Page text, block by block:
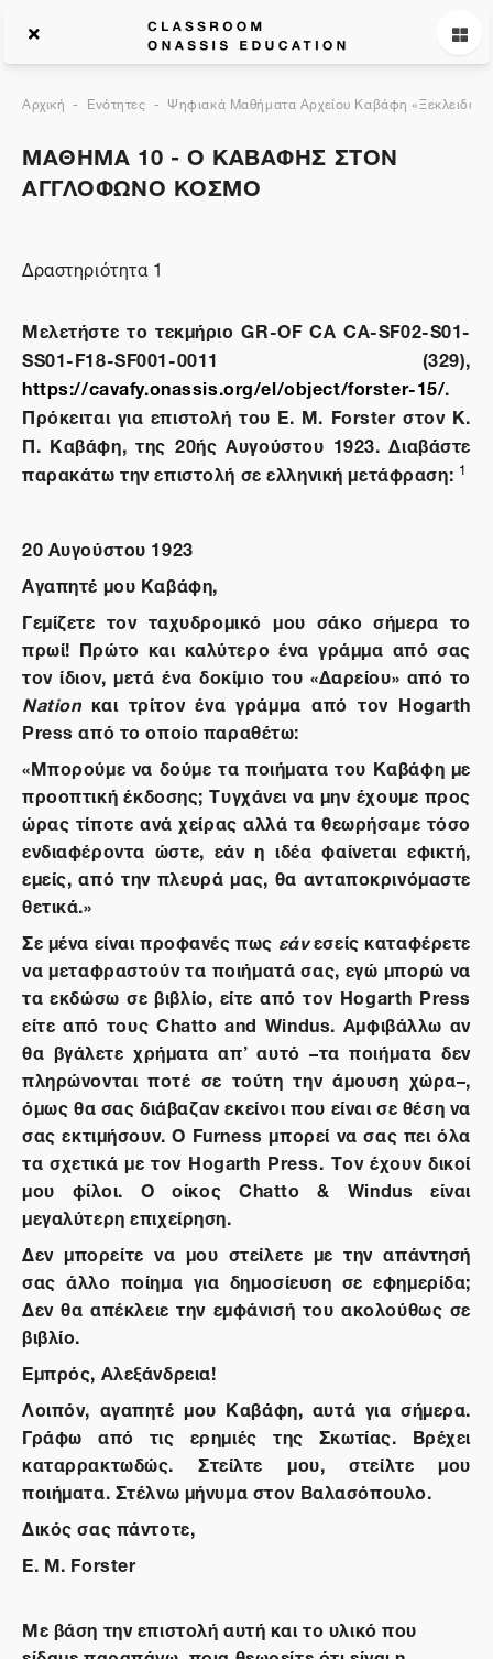
Αρχική Ενότητες Ψηφιακά Μαθήματα Αρχείου Καβάφη
ΜΑΘΗΜΑ 10 - Ο ΚΑΒΑΦΗΣ ΣΤΟΝ
ΑΓΓΛΟΦΩΝΟ ΚΟΣΜΟ
Δραστηριότητα 1
Μελετήστε το τεκμήριο GR-OF CA CA-SF02-S01-
SS01-F18-SF001-0011 (329),
https://cavafy.onassis.org/el/object/forster-15/.
Πρόκειται για επιστολή του E. M. Forster στον Κ.
Π. Καβάφη, της 20ής Αυγούστου 1923. Διαβάστε
παρακάτω την επιστολή σε ελληνική μετάφραση: 1
20 Αυγούστου 1923
Αγαπητέ μου Καβάφη,
Γεμίζετε τον ταχυδρομικό μου σάκο σήμερα το
πρωί! Πρώτο και καλύτερο ένα γράμμα από σας
τον ίδιον, μετά ένα δοκίμιο του «Δαρείου» από το
Nationκαι τρίτον ένα γράμμα από τον Hogarth
Press από το οποίο παραθέτω:
«Μπορούμε να δούμε τα ποιήματα του Καβάφη με
προοπτική έκδοσης; Τυγχάνει να μην έχουμε προς
ώρας τίποτε ανά χείρας αλλά τα θεωρήσαμε τόσο
ενδιαφέροντα ώστε, εάν η ιδέα φαίνεται εφικτή,
εμείς, από την πλευρά μας, θα ανταποκρινόμαστε
θετικά.»
Σε μένα είναι προφανές πως εάνεσείς καταφέρετε
να μεταφραστούν τα ποιήματά σας, εγώ μπορώ να
τα εκδώσω σε βιβλίο, είτε από τον Hogarth Press
είτε από τους Chatto and Windus. Αμφιβάλλω αν
θα βγάλετε χρήματα απ’ αυτό –τα ποιήματα δεν
πληρώνονται ποτέ σε τούτη την άμουση χώρα–,
όμως θα σας διάβαζαν εκείνοι που είναι σε θέση να
σας εκτιμήσουν. Ο Furness μπορεί να σας πει όλα
τα σχετικά με τον Hogarth Press. Τον έχουν δικοί
μου φίλοι. Ο οίκος Chatto & Windus είναι
μεγαλύτερη επιχείρηση.
Δεν μπορείτε να μου στείλετε με την απάντησή
σας άλλο ποίημα για δημοσίευση σε εφημερίδα;
Δεν θα απέκλειε την εμφάνισή του ακολούθως σε
βιβλίο.
Εμπρός, Αλεξάνδρεια!
Λοιπόν, αγαπητέ μου Καβάφη, αυτά για σήμερα.
Γράφω από τις ερημιές της Σκωτίας. Βρέχει
καταρρακτωδώς. Στείλτε μου, στείλτε μου
ποιήματα. Στέλνω μήνυμα στον Βαλασόπουλο.
Δικός σας πάντοτε,
E. M. Forster
Με βάση την επιστολή αυτή και το υλικό που